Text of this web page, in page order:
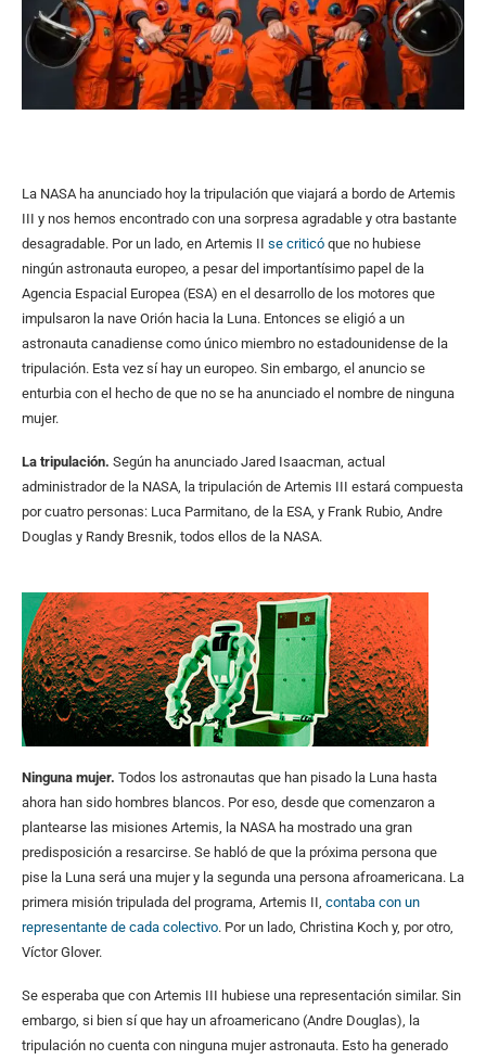
La NASA ha anunciado hoy la tripulación que viajará a bordo de Artemis
III y nos hemos encontrado con una sorpresa agradable y otra bastante
desagradable. Por un lado, en Artemis II se criticó que no hubiese
ningún astronauta europeo, a pesar del importantísimo papel de la
Agencia Espacial Europea (ESA) en el desarrollo de los motores que
impulsaron la nave Orión hacia la Luna. Entonces se eligió a un
astronauta canadiense como único miembro no estadounidense de la
tripulación. Esta vez sí hay un europeo. Sin embargo, el anuncio se
enturbia con el hecho de que no se ha anunciado el nombre de ninguna
mujer.
La tripulación. Según ha anunciado Jared Isaacman, actual
administrador de la NASA, la tripulación de Artemis III estará compuesta
por cuatro personas: Luca Parmitano, de la ESA, y Frank Rubio, Andre
Douglas y Randy Bresnik, todos ellos de la NASA.
Ninguna mujer. Todos los astronautas que han pisado la Luna hasta
ahora han sido hombres blancos. Por eso, desde que comenzaron a
plantearse las misiones Artemis, la NASA ha mostrado una gran
predisposición a resarcirse. Se habló de que la próxima persona que
pise la Luna será una mujer y la segunda una persona afroamericana. La
primera misión tripulada del programa, Artemis II, contaba con un
representante de cada colectivo. Por un lado, Christina Koch y, por otro,
Víctor Glover.
Se esperaba que con Artemis III hubiese una representación similar. Sin
embargo, si bien sí que hay un afroamericano (Andre Douglas), la
tripulación no cuenta con ninguna mujer astronauta. Esto ha generado